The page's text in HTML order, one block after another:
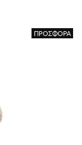
ΠΡΟΣΦΟΡΑ